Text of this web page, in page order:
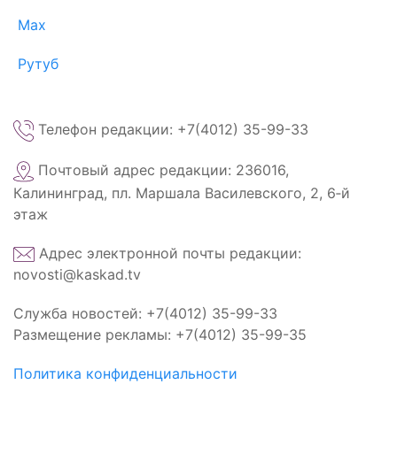
Max
Рутуб
Телефон редакции: +7(4012) 35-99-33
Почтовый адрес редакции: 236016,
Калининград, пл. Маршала Василевского, 2, 6‑й
этаж
Адрес электронной почты редакции:
novosti@kaskad.tv
Служба новостей: +7(4012) 35-99-33
Размещение рекламы: +7(4012) 35-99-35
Политика конфиденциальности